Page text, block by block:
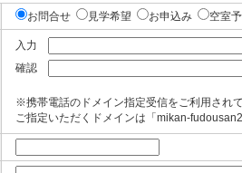
お問合せ 見学希望 お申込み 空室
入力
確認
※携帯電話のドメイン指定受信をご利用され
ご指定いただくドメインは「mikan-